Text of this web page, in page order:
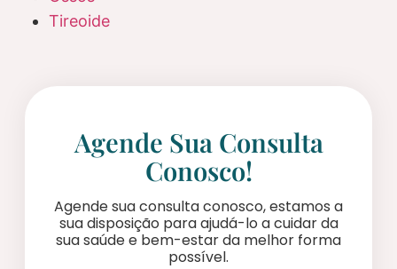
Tireoide
Agende Sua Consulta
Conosco!
Agende sua consulta conosco, estamos a
sua disposição para ajudá-lo a cuidar da
sua saúde e bem-estar da melhor forma
possível.